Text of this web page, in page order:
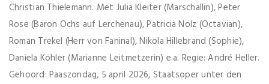
Christian Thielemann. Met Julia Kleiter (Marschallin), Peter
Rose (Baron Ochs auf Lerchenau), Patricia Nolz (Octavian),
Roman Trekel (Herr von Faninal), Nikola Hillebrand (Sophie),
Daniela Köhler (Marianne Leitmetzerin) e.a. Regie: André Heller.
Gehoord: Paaszondag, 5 april 2026, Staatsoper unter den